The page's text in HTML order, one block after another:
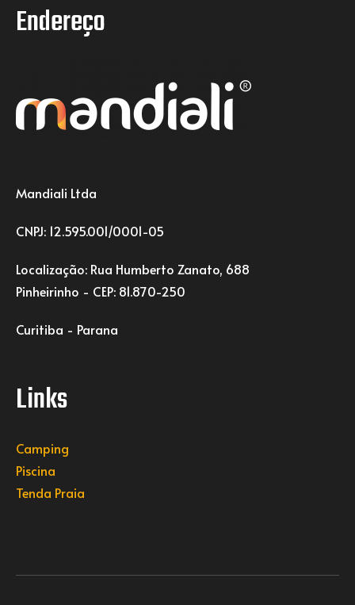
Endereço
Mandiali Ltda
CNPJ: 12.595.001/0001-05
Localização: Rua Humberto Zanato, 688
Pinheirinho - CEP: 81.870-250
Curitiba - Parana
Links
Camping
Piscina
Tenda Praia